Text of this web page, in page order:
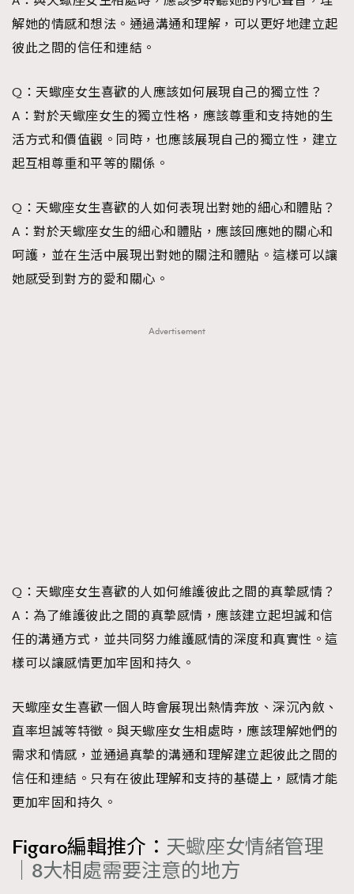
解她的情感和想法。通過溝通和理解，可以更好地建立起
彼此之間的信任和連結。
Q：天蠍座女生喜歡的人應該如何展現自己的獨立性？
A：對於天蠍座女生的獨立性格，應該尊重和支持她的生
活方式和價值觀。同時，也應該展現自己的獨立性，建立
起互相尊重和平等的關係。
Q：天蠍座女生喜歡的人如何表現出對她的細心和體貼？
A：對於天蠍座女生的細心和體貼，應該回應她的關心和
呵護，並在生活中展現出對她的關注和體貼。這樣可以讓
她感受到對方的愛和關心。
Advertisement
Q：天蠍座女生喜歡的人如何維護彼此之間的真摯感情？
A：為了維護彼此之間的真摯感情，應該建立起坦誠和信
任的溝通方式，並共同努力維護感情的深度和真實性。這
樣可以讓感情更加牢固和持久。
天蠍座女生喜歡一個人時會展現出熱情奔放、深沉內斂、
直率坦誠等特徵。與天蠍座女生相處時，應該理解她們的
需求和情感，並通過真摯的溝通和理解建立起彼此之間的
信任和連結。只有在彼此理解和支持的基礎上，感情才能
更加牢固和持久。
Figaro編輯推介： 天蠍座女情緒管理
｜8大相處需要注意的地方